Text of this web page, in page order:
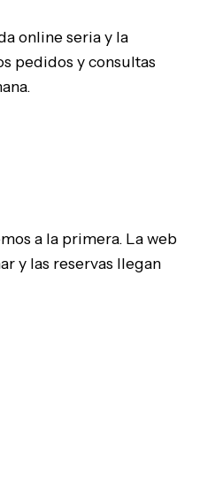
online seria y la
pedidos y consultas
a la primera. La web
y las reservas llegan